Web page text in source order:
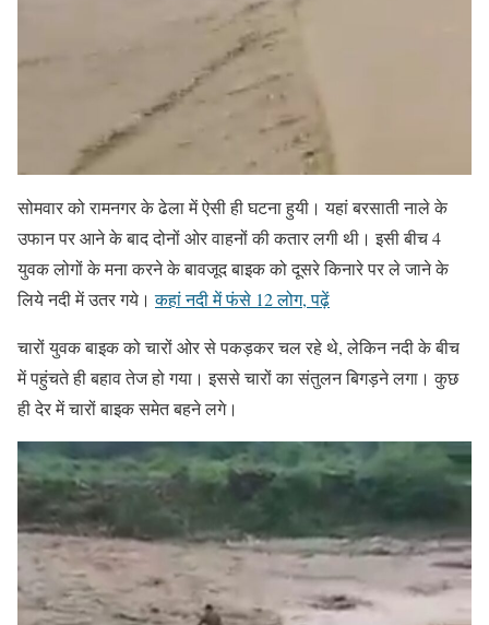
सोमवार को रामनगर के ढेला में ऐसी ही घटना हुयी। यहां बरसाती नाले के
उफान पर आने के बाद दोनों ओर वाहनों की कतार लगी थी। इसी बीच 4
युवक लोगों के मना करने के बावजूद बाइक को दूसरे किनारे पर ले जाने के
लिये नदी में उतर गये।कहां नदी में फंसे 12 लोग, पढ़ें
चारों युवक बाइक को चारों ओर से पकड़कर चल रहे थे, लेकिन नदी के बीच
में पहुंचते ही बहाव तेज हो गया। इससे चारों का संतुलन बिगड़ने लगा। कुछ
ही देर में चारों बाइक समेत बहने लगे।